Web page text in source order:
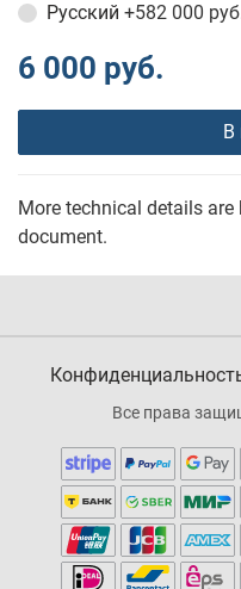
Русский +582 000
6 000 руб.
В
More technical details
document.
Все права